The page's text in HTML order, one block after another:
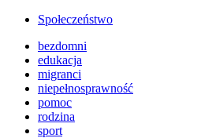
Społeczeństwo
bezdomni
edukacja
migranci
niepełnosprawność
pomoc
rodzina
sport